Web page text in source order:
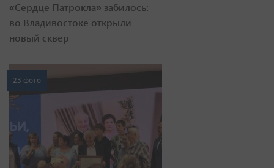
«Сердце Патрокла» забилось:
во Владивостоке открыли
новый сквер
23 фото